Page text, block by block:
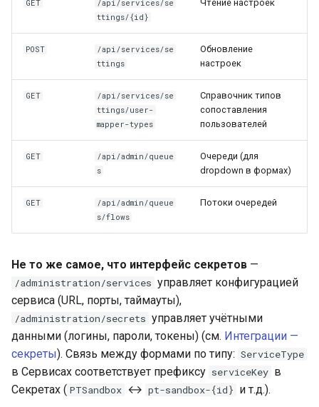
GET
/api/services/se
ttings/{id}
Чтение настроек
POST
/api/services/se
ttings
Обновление
настроек
GET
/api/services/se
ttings/user-
mapper-types
Справочник типов
сопоставления
пользователей
GET
/api/admin/queue
s
Очереди (для
dropdown в формах)
GET
/api/admin/queue
s/flows
Потоки очередей
Не то же самое, что интерфейс секретов —
/administration/services управляет конфигурацией
сервиса (URL, порты, таймауты),
/administration/secrets управляет учётными
данными (логины, пароли, токены) (см. Интеграции —
секреты). Связь между формами по типу: ServiceType
в Сервисах соответствует префиксу serviceKey в
Секретах ( PTSandbox ↔ pt-sandbox-{id} и т.д.).